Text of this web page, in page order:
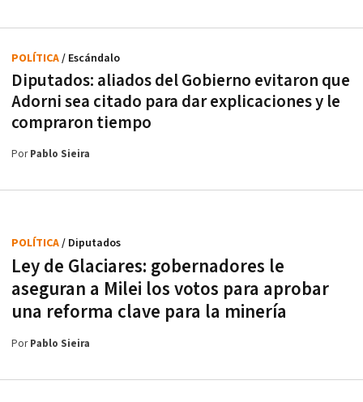
Diputados: aliados del Gobierno evitaron que
Adorni sea citado para dar explicaciones y le
compraron tiempo
POLÍTICA/ Escándalo
PorPablo Sieira
Ley de Glaciares: gobernadores le
aseguran a Milei los votos para aprobar
una reforma clave para la minería
POLÍTICA/ Diputados
PorPablo Sieira